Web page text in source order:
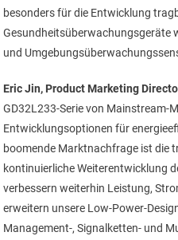
besonders für die Entwicklung
Gesundheitsüberwachungsgeräte
und
Eric Jin, Product Marketing
GD32L233-Serie von Mainstream-
Entwicklungsoptionen für
boomende Marktnachfrage ist die
kontinuierliche Weiterentwicklung
verbessern weiterhin Leistung,
erweitern unsere Low-Power-
Management-, Signalketten- und